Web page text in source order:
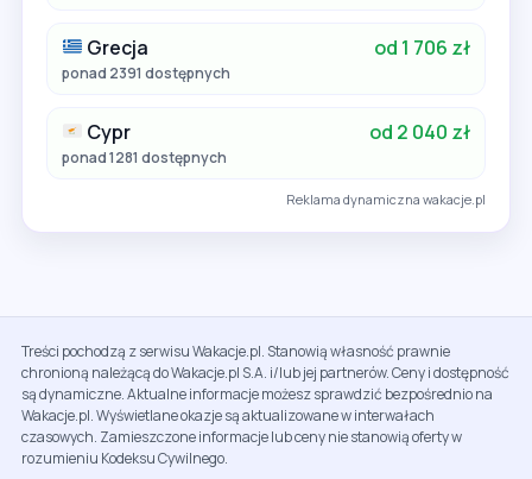
Grecja od 1 706 zł
ponad 2391 dostępnych
Cypr od 2 040 zł
ponad 1281 dostępnych
Reklama dynamiczna wakacje.pl
Treści pochodzą z serwisu Wakacje.pl. Stanowią własność prawnie
chronioną należącą do Wakacje.pl S.A. i/lub jej partnerów. Ceny i dostępność
są dynamiczne. Aktualne informacje możesz sprawdzić bezpośrednio na
Wakacje.pl. Wyświetlane okazje są aktualizowane w interwałach
czasowych. Zamieszczone informacje lub ceny nie stanowią oferty w
rozumieniu Kodeksu Cywilnego.